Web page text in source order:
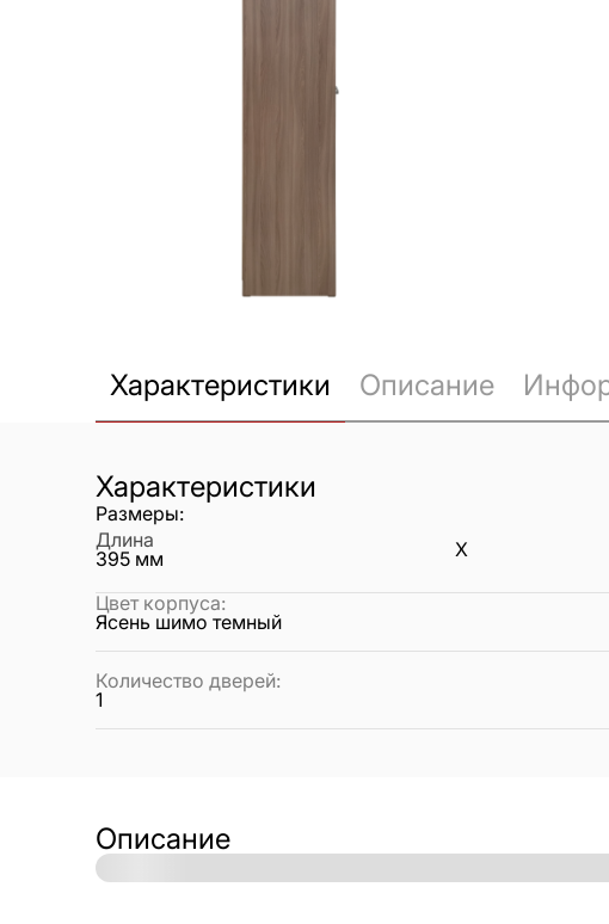
Характеристики Описание
Характеристики
Размеры:
Длина
395 мм X
Цвет корпуса:
Ясень шимо темный
Количество дверей:
1
Описание